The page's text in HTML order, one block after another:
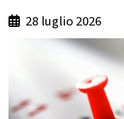
28 luglio 2026